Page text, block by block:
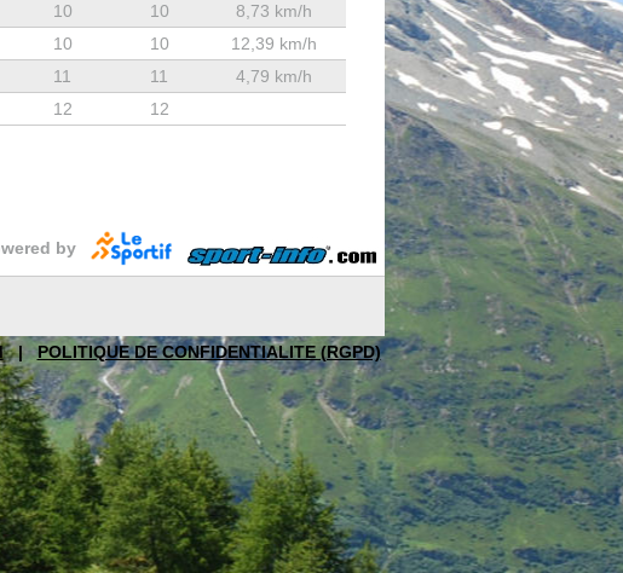
10 10
8,73 km/h
10 10
12,39 km/h
11 11
4,79 km/h
12 12
by
| POLITIQUE DE CONFIDENTIALITE (RGPD)